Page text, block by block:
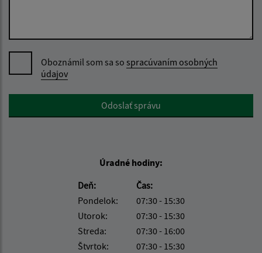
Oboznámil som sa so spracúvaním osobných
údajov
Google reCaptcha ResponseOdoslať správu
Úradné hodiny:
Deň:
Čas:
Pondelok:
07:30 - 15:30
Utorok:
07:30 - 15:30
Streda:
07:30 - 16:00
Štvrtok:
07:30 - 15:30